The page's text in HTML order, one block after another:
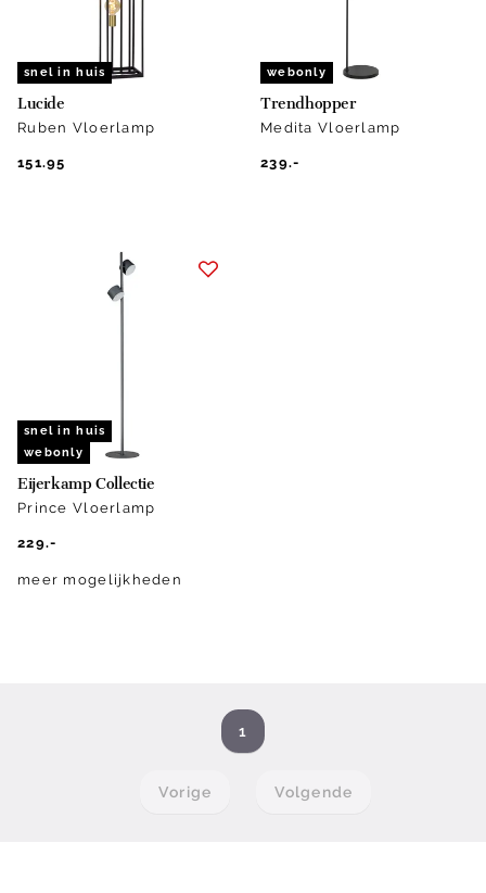
snel in huis
Lucide
Ruben Vloerlamp
151.95
webonly
Trendhopper
Medita Vloerlamp
239.-
snel in huis
webonly
Eijerkamp Collectie
Prince Vloerlamp
229.-
meer mogelijkheden
Vorige
1
Volgende